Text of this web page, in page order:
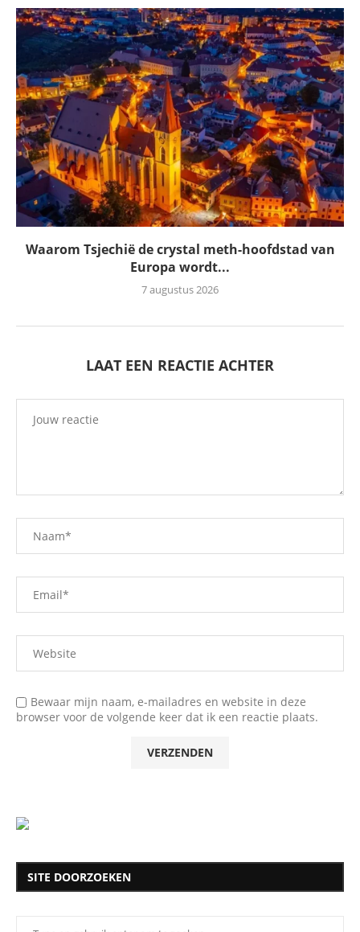
Waarom Tsjechië de crystal meth-hoofdstad van
Europa wordt...
7 augustus 2026
LAAT EEN REACTIE ACHTER
Bewaar mijn naam, e-mailadres en website in deze
browser voor de volgende keer dat ik een reactie plaats.
SITE DOORZOEKEN